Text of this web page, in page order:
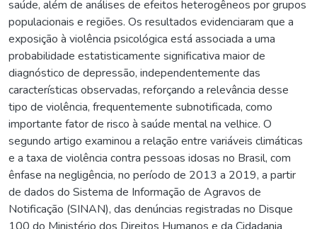
saúde, além de análises de efeitos heterogêneos por grupos
populacionais e regiões. Os resultados evidenciaram que a
exposição à violência psicológica está associada a uma
probabilidade estatisticamente significativa maior de
diagnóstico de depressão, independentemente das
características observadas, reforçando a relevância desse
tipo de violência, frequentemente subnotificada, como
importante fator de risco à saúde mental na velhice. O
segundo artigo examinou a relação entre variáveis climáticas
e a taxa de violência contra pessoas idosas no Brasil, com
ênfase na negligência, no período de 2013 a 2019, a partir
de dados do Sistema de Informação de Agravos de
Notificação (SINAN), das denúncias registradas no Disque